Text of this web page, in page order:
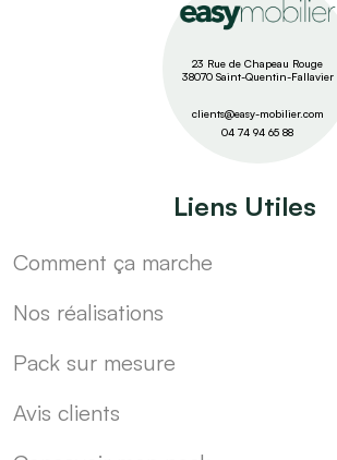
23 Rue de Chapeau Rouge
38070 Saint-Quentin-Fallavier
clients@easy-mobilier.com
04 74 94 65 88
Liens Utiles
Comment ça marche
Nos réalisations
Pack sur mesure
Avis clients